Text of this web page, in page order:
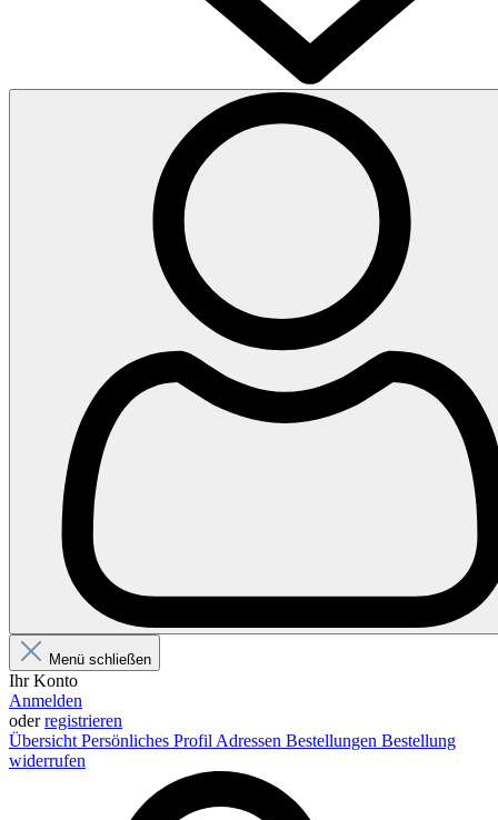
Menü schließen
Ihr Konto
Anmelden
oderregistrieren
Übersicht Persönliches Profil Adressen Bestellungen Bestellung
widerrufen